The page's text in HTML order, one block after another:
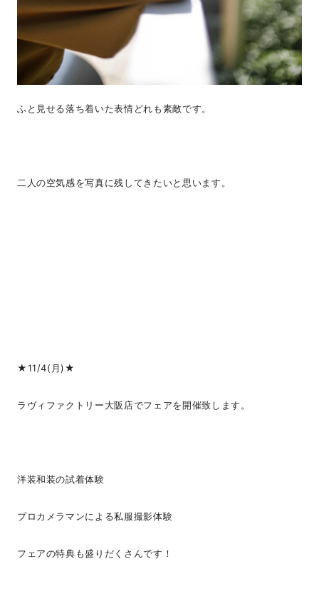
ふと見せる落ち着いた表情どれも素敵です。
二人の空気感を写真に残してきたいと思います。
★11/4(月)★
ラヴィファクトリー大阪店でフェアを開催致します。
洋装和装の試着体験
プロカメラマンによる私服撮影体験
フェアの特典も盛りだくさんです！